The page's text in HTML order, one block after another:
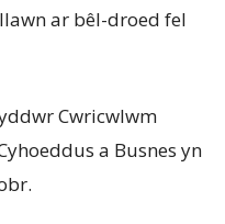
llawnar bêl-droed fel
Cwricwlwm
a Busnes yn
.